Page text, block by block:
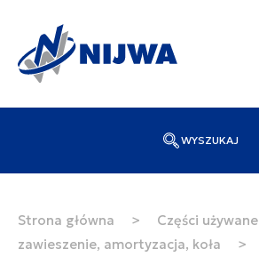
WYSZUKAJ
Strona główna > Części używane
zawieszenie, amortyzacja, koła
>